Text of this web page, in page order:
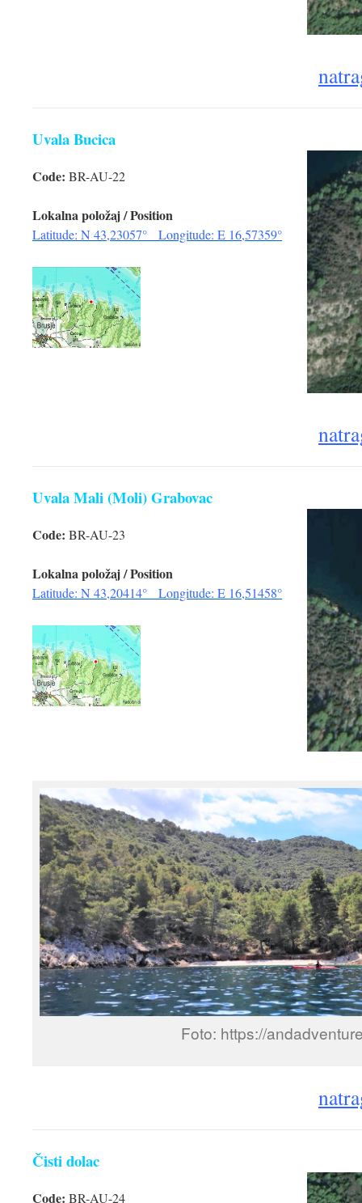
Uvala Bucica
Code: BR-AU-22
Lokalna položaj / Position
Latitude: N 43,23057° Longitude: E 16,57359°
Uvala Mali (Moli) Grabovac
Code: BR-AU-23
Lokalna položaj / Position
Latitude: N 43,20414° Longitude: E 16,51458°
Foto: https://
Čisti dolac
Code: BR-AU-24